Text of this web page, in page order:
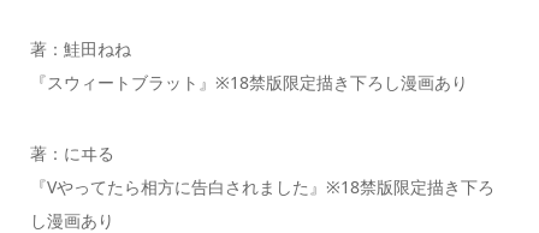
著：鮭田ねね
『スウィートブラット』※18禁版限定描き下ろし漫画あり
著：にヰる
『Vやってたら相方に告白されました』※18禁版限定描き下ろ
し漫画あり